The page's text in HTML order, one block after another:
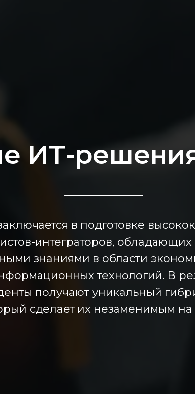
ИТ-
в подготовке
интеграторов, обладающих
знаниями в области
технологий. В
получают уникальный
сделает их незаменимым на